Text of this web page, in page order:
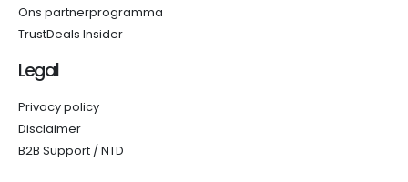
Ons partnerprogramma
TrustDeals Insider
Legal
Privacy policy
Disclaimer
B2B Support / NTD